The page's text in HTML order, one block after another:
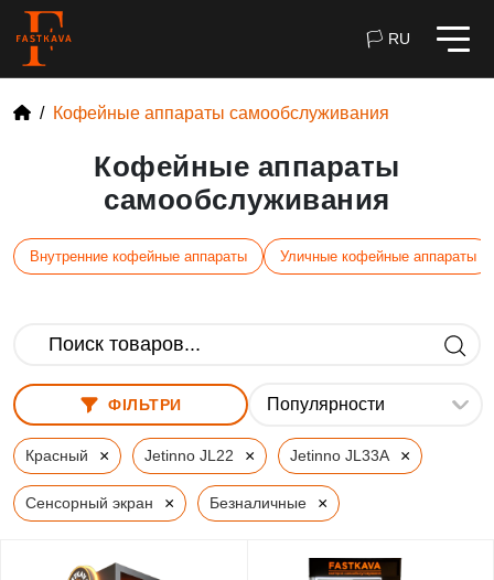
🏳 RU
Кофейные аппараты самообслуживания
Кофейные аппараты
самообслуживания
Внутренние кофейные аппараты Уличные кофейные аппараты
ФІЛЬТРИ
Красный × Jetinno JL22 × Jetinno JL33A ×
Сенсорный экран × Безналичные ×